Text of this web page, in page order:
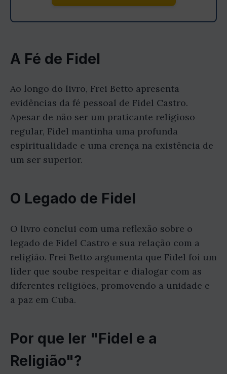
A Fé de Fidel
Ao longo do livro, Frei Betto apresenta
evidências da fé pessoal de Fidel Castro.
Apesar de não ser um praticante religioso
regular, Fidel mantinha uma profunda
espiritualidade e uma crença na existência de
um ser superior.
O Legado de Fidel
O livro conclui com uma reflexão sobre o
legado de Fidel Castro e sua relação com a
religião. Frei Betto argumenta que Fidel foi um
líder que soube respeitar e dialogar com as
diferentes religiões, promovendo a unidade e
a paz em Cuba.
Por que ler "Fidel e a
Religião"?